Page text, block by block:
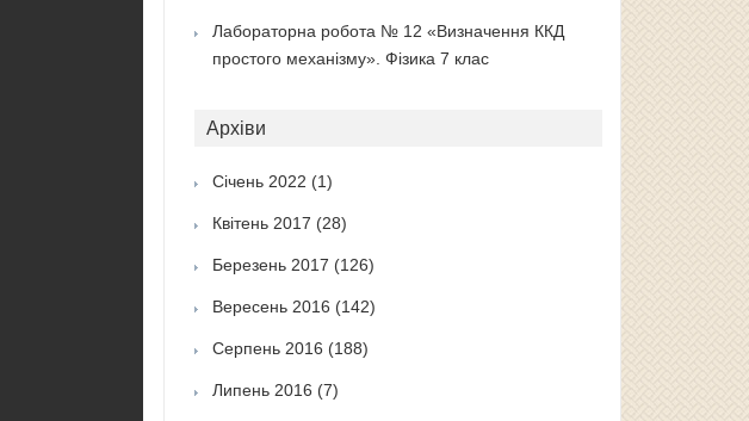
Лабораторна робота № 12 «Визначення ККД
простого механізму». Фізика 7 клас
Архіви
Січень 2022 (1)
Квітень 2017 (28)
Березень 2017 (126)
Вересень 2016 (142)
Серпень 2016 (188)
Липень 2016 (7)